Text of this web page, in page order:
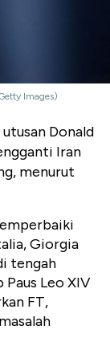
Images)
Donald
Iran
menurut
Giorgia
tengah
Leo XIV
FT,